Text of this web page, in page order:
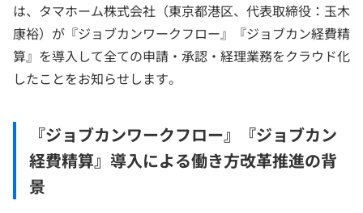
は、タマホーム株式会社（東京都港区、代表取締役：玉木
康裕）が『ジョブカンワークフロー』『ジョブカン経費精
算』を導入して全ての申請・承認・経理業務をクラウド化
したことをお知らせします。
『ジョブカンワークフロー』『ジョブカン
経費精算』導入による働き方改革推進の背
景